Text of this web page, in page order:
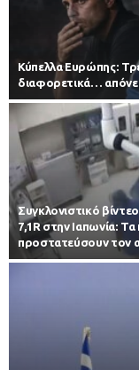
Κύπελλα Ευρώπης:
διαφορετικά…
Συγκλονιστικό
7,1R στην Ιαπωνία:
προστατεύσουν τον